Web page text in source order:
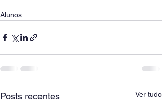
Alunos
Posts recentes Ver tudo